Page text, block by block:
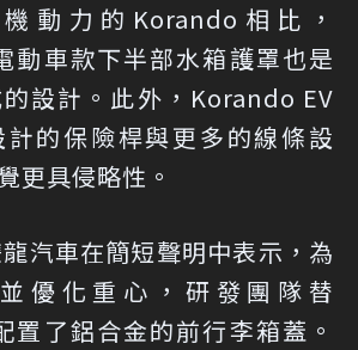
動力的Korando相比，
動車款下半部水箱護罩也是
設計。此外，Korando EV
的保險桿與更多的線條設
更具侵略性。
汽車在簡短聲明中表示，為
優化重心，研發團隊替
置了鋁合金的前行李箱蓋。